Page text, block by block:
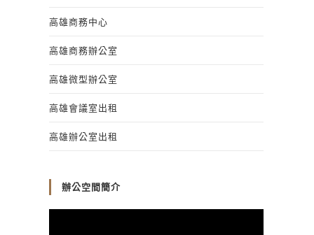
高雄商務中心
高雄商務辦公室
高雄微型辦公室
高雄會議室出租
高雄辦公室出租
辦公空間簡介